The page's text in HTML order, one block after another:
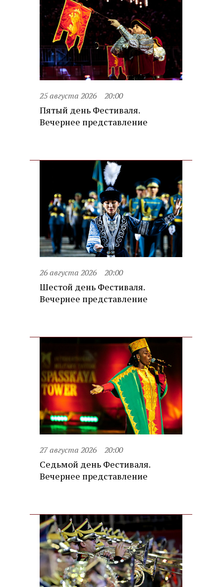
25 августа 2026 20:00
Пятый день Фестиваля.
Вечернее представление
26 августа 2026 20:00
Шестой день Фестиваля.
Вечернее представление
27 августа 2026 20:00
Седьмой день Фестиваля.
Вечернее представление